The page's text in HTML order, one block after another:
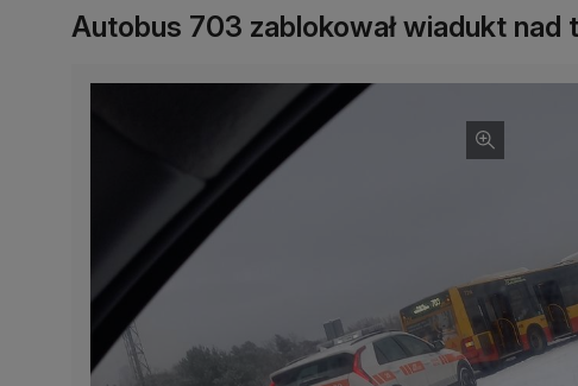
Autobus 703 zablokował wiadukt nad